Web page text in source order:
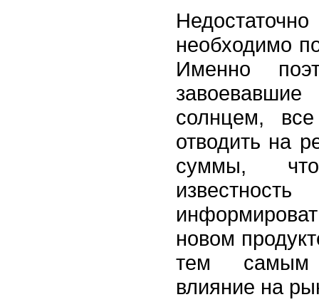
необходимо
Именно
солнцем,
отводить на
суммы,
новом
тем самым
влияние на